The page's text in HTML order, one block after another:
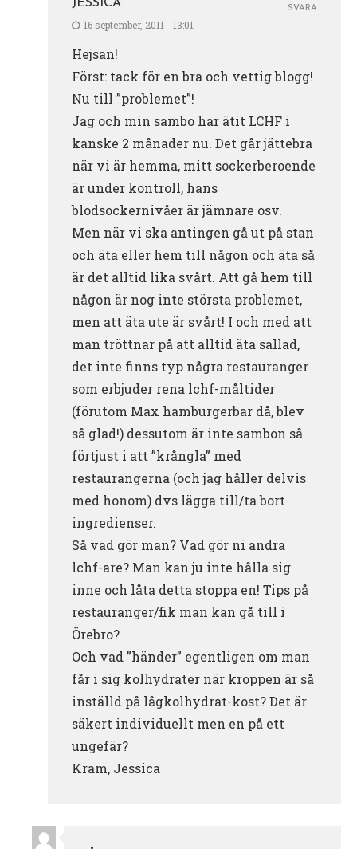
JESSICA
16 september, 2011 - 13:01
Hejsan!
Först: tack för en bra och vettig blogg!
Nu till ”problemet”!
Jag och min sambo har ätit LCHF i
kanske 2 månader nu. Det går jättebra
när vi är hemma, mitt sockerberoende
är under kontroll, hans
blodsockernivåer är jämnare osv.
Men när vi ska antingen gå ut på stan
och äta eller hem till någon och äta så
är det alltid lika svårt. Att gå hem till
någon är nog inte största problemet,
men att äta ute är svårt! I och med att
man tröttnar på att alltid äta sallad,
det inte finns typ några restauranger
som erbjuder rena lchf-måltider
(förutom Max hamburgerbar då, blev
så glad!) dessutom är inte sambon så
förtjust i att ”krångla” med
restaurangerna (och jag håller delvis
med honom) dvs lägga till/ta bort
ingredienser.
Så vad gör man? Vad gör ni andra
lchf-are? Man kan ju inte hålla sig
inne och låta detta stoppa en! Tips på
restauranger/fik man kan gå till i
Örebro?
Och vad ”händer” egentligen om man
får i sig kolhydrater när kroppen är så
inställd på lågkolhydrat-kost? Det är
säkert individuellt men en på ett
ungefär?
Kram, Jessica
SVARA